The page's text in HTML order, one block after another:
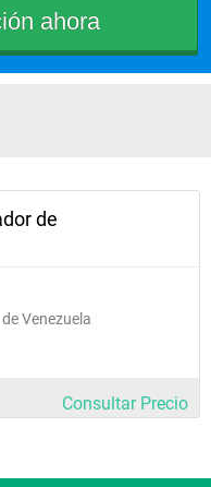
de
Venezuela
Consultar Precio